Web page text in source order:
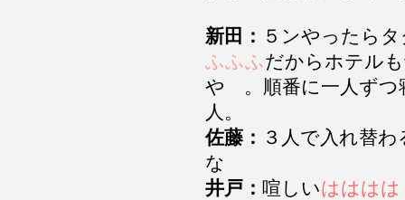
新田： ５ンやったら
ふふふだからホテル
や 。順番に一人ずつ
人。
佐藤： ３人で入れ替
な
井戸： 喧しいはははは